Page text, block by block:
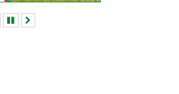
AnteriorPausar